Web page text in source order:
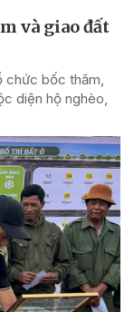
và giao đất
chức bốc thăm,
diện hộ nghèo,